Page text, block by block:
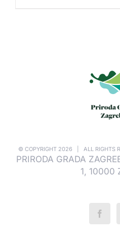
© COPYRIGHT 2026 | ALL RIGHTS
PRIRODA GRADA
1, 10000